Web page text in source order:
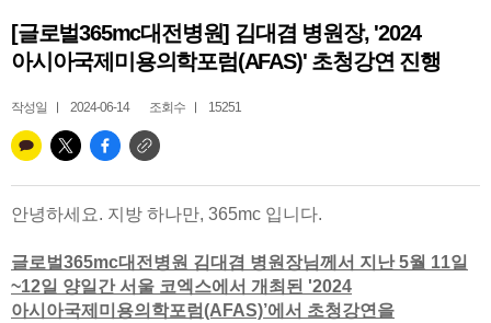
[글로벌365mc대전병원] 김대겸 병원장, '2024
아시아국제미용의학포럼(AFAS)' 초청강연 진행
작성일 2024-06-14 조회수 15251
안녕하세요. 지방 하나만, 365mc 입니다.
글로벌365mc대전병원 김대겸 병원장님께서 지난 5월 11일
~12일 양일간 서울 코엑스에서 개최된 '2024
아시아국제미용의학포럼(AFAS)’에서 초청강연을